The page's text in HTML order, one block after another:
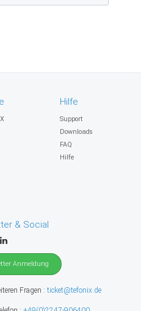
Hilfe
Support
Downloads
FAQ
Hilfe
& Social
Anmeldung
Fragen : ticket@tefonix.de